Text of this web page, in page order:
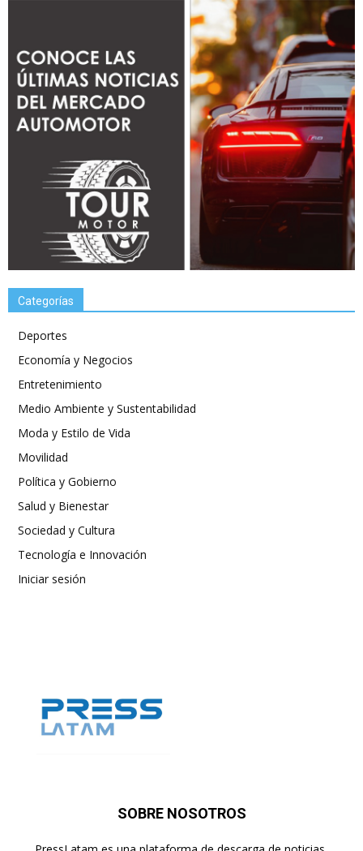
Categorías
Deportes
Economía y Negocios
Entretenimiento
Medio Ambiente y Sustentabilidad
Moda y Estilo de Vida
Movilidad
Política y Gobierno
Salud y Bienestar
Sociedad y Cultura
Tecnología e Innovación
Iniciar sesión
SOBRE NOSOTROS